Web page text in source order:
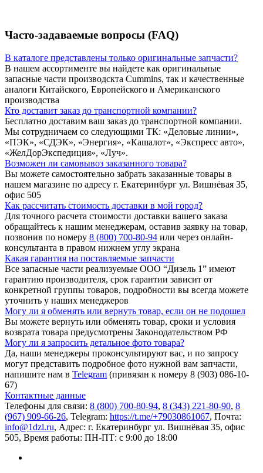
Часто-задаваемые вопросы (FAQ)
В каталоге представлены только оригинальные запчасти?
В нашем ассортименте вы найдете как оригинальные
запасные части производскта Cummins, так и качественные
аналоги Китайского, Европейского и Американского
производства
Кто доставит заказ до транспортной компании?
Бесплатно доставим ваш заказ до транспортной компании.
Мы сотрудничаем со следующими ТК: «Деловые линии»,
«ПЭК», «СДЭК», «Энергия», «Кашалот», «Экспресс авто»,
«ЖелДорЭкспедиция», «Луч».
Возможен ли самовывоз заказанного товара?
Вы можете самостоятельно забрать заказанные товары в
нашем магазине по адресу г. Екатеринбург ул. Вишнёвая 35,
офис 505
Как рассчитать стоимость доставки в мой город?
Для точного расчета стоимости доставки вашего заказа
обращайтесь к нашим менеджерам, оставив заявку на товар,
позвонив по номеру 8 (800) 700-80-94 или через онлайн-
консультанта в правом нижнем углу экрана
Какая гарантия на поставляемые запчасти
Все запасные части реализуемые ООО “Дизель 1” имеют
гарантию производителя, срок гарантии зависит от
конкретной группы товаров, подробности вы всегда можете
уточнить у наших менеджеров
Могу ли я обменять или вернуть товар, если он не подошел
Вы можете вернуть или обменять товар, сроки и условия
возврата товара предусмотрены Законодательством РФ
Могу ли я запросить детальное фото товара?
Да, наши менеджеры проконсультируют вас, и по запросу
могут представить подробное фото нужной вам запчасти,
напишите нам в Telegram (привязан к номеру 8 (903) 086-10-
67)
Контактные данные
Телефоны для связи: 8 (800) 700-80-94, 8 (343) 221-80-90, 8
(967) 909-66-26, Telegram: https://t.me/+79030861067, Почта:
info@1dzl.ru, Адрес: г. Екатеринбург ул. Вишнёвая 35, офис
505, Время работы: ПН-ПТ: с 9:00 до 18:00